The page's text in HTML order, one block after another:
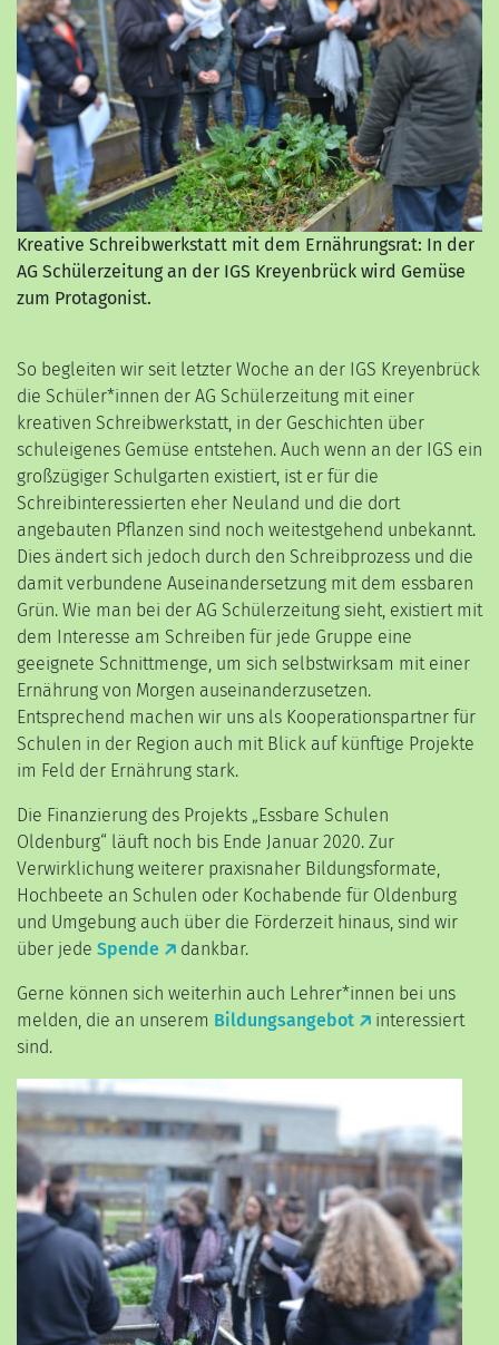
Kreative Schreibwerkstatt mit dem Ernährungsrat: In der
AG Schülerzeitung an der IGS Kreyenbrück wird Gemüse
zum Protagonist.
So begleiten wir seit letzter Woche an der IGS Kreyenbrück
die Schüler*innen der AG Schülerzeitung mit einer
kreativen Schreibwerkstatt, in der Geschichten über
schuleigenes Gemüse entstehen. Auch wenn an der IGS ein
großzügiger Schulgarten existiert, ist er für die
Schreibinteressierten eher Neuland und die dort
angebauten Pflanzen sind noch weitestgehend unbekannt.
Dies ändert sich jedoch durch den Schreibprozess und die
damit verbundene Auseinandersetzung mit dem essbaren
Grün. Wie man bei der AG Schülerzeitung sieht, existiert mit
dem Interesse am Schreiben für jede Gruppe eine
geeignete Schnittmenge, um sich selbstwirksam mit einer
Ernährung von Morgen auseinanderzusetzen.
Entsprechend machen wir uns als Kooperationspartner für
Schulen in der Region auch mit Blick auf künftige Projekte
im Feld der Ernährung stark.
Die Finanzierung des Projekts „Essbare Schulen
Oldenburg“ läuft noch bis Ende Januar 2020. Zur
Verwirklichung weiterer praxisnaher Bildungsformate,
Hochbeete an Schulen oder Kochabende für Oldenburg
und Umgebung auch über die Förderzeit hinaus, sind wir
über jede Spende dankbar.
Gerne können sich weiterhin auch Lehrer*innen bei uns
melden, die an unserem Bildungsangebot
interessiert
sind.